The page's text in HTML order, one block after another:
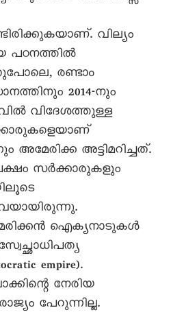
വില്യം
പഠനത്തിൽ
രണ്ടാം
2014-നും
വിദേശത്തുള്ള
അമേരിക്ക അട്ടിമറിച്ചത്.
സർക്കാരുകളും
ഐക്യനാടുകൾ
empire).
നേരിയ
പേറുന്നില്ല.